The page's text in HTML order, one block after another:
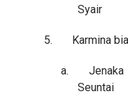
Syair
5. Karmina
a.